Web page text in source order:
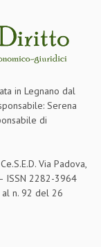
in Legnano dal
Serena
di
Via Padova,
ISSN 2282-3964
n. 92 del 26